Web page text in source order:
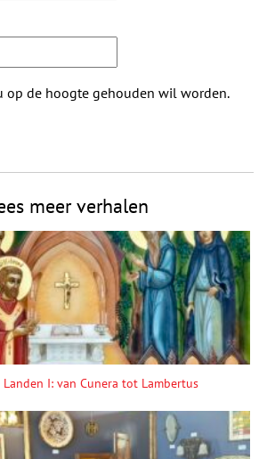
op de hoogte gehouden wil worden.
meer verhalen
I: van Cunera tot Lambertus